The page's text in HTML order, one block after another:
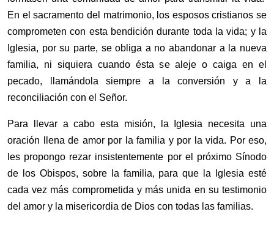
En el sacramento del matrimonio, los esposos cristianos se
comprometen con esta bendición durante toda la vida; y la
Iglesia, por su parte, se obliga a no abandonar a la nueva
familia, ni siquiera cuando ésta se aleje o caiga en el
pecado, llamándola siempre a la conversión y a la
reconciliación con el Señor.
Para llevar a cabo esta misión, la Iglesia necesita una
oración llena de amor por la familia y por la vida. Por eso,
les propongo rezar insistentemente por el próximo Sínodo
de los Obispos, sobre la familia, para que la Iglesia esté
cada vez más comprometida y más unida en su testimonio
del amor y la misericordia de Dios con todas las familias.